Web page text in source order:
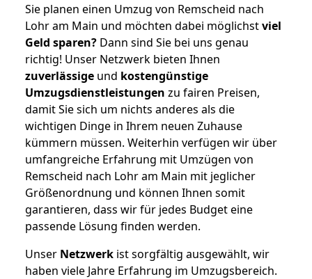
Sie planen einen Umzug von Remscheid nach
Lohr am Main und möchten dabei möglichstviel
Geld sparen? Dann sind Sie bei uns genau
richtig! Unser Netzwerk bieten Ihnen
zuverlässige und kostengünstige
Umzugsdienstleistungen zu fairen Preisen,
damit Sie sich um nichts anderes als die
wichtigen Dinge in Ihrem neuen Zuhause
kümmern müssen. Weiterhin verfügen wir über
umfangreiche Erfahrung mit Umzügen von
Remscheid nach Lohr am Main mit jeglicher
Größenordnung und können Ihnen somit
garantieren, dass wir für jedes Budget eine
passende Lösung finden werden.
Unser Netzwerk ist sorgfältig ausgewählt, wir
haben viele Jahre Erfahrung im Umzugsbereich.